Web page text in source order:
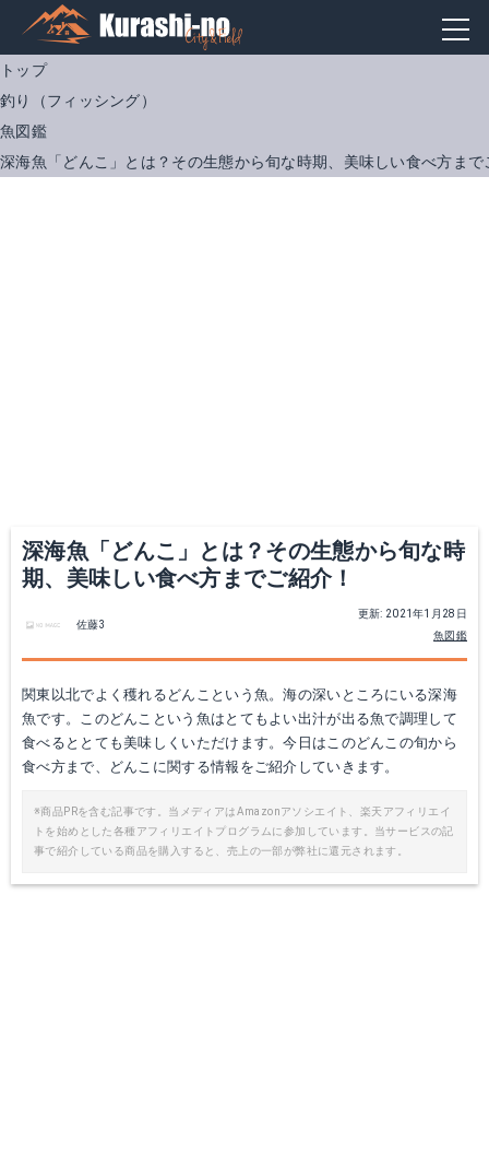
トップ
釣り（フィッシング）
魚図鑑
深海魚「どんこ」とは？その生態から旬な時期、美味しい食べ方まで
深海魚「どんこ」とは？その生態から旬な時
期、美味しい食べ方までご紹介！
更新: 2021年1月28日
魚図鑑
佐藤3
関東以北でよく穫れるどんこという魚。海の深いところにいる深海
魚です。このどんこという魚はとてもよい出汁が出る魚で調理して
食べるととても美味しくいただけます。今日はこのどんこの旬から
食べ方まで、どんこに関する情報をご紹介していきます。
※商品PRを含む記事です。当メディアはAmazonアソシエイト、楽天アフィリエイ
トを始めとした各種アフィリエイトプログラムに参加しています。当サービスの記
事で紹介している商品を購入すると、売上の一部が弊社に還元されます。